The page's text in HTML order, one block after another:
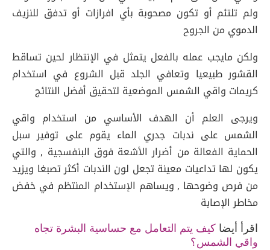
ولم تلتئم أو تكون مصحوبة بأي افرازات أو تدفق للنزيف
الدموي من الجروح
ولكن مايجب عمله بالفعل يتمثل في الإنتظار لحين تساقط
القشور طبيعيا وتعافي الجلد قبل الشروع في استخدام
كريمات واقي الشمس الموضعية لتحقيق أفضل النتائج
ويرجى العلم أن الهدف الأساسي من استخدام واقي
الشمس على ندبات جدري الماء يقوم على توفير سبل
الحماية الفعالة من أضرار الأشعة فوق البنفسجية , والتي
يكون لها تداعيات معينة تجعل لون الندبات أكثر تصبغا ويزيد
من فرص وضوحها , ويساهم الإستخدام المنتظم في خفض
مخاطر الإصابة
اقرأ أيضا كيف يتم التعامل مع حساسية البشرة تجاه
واقي الشمس؟